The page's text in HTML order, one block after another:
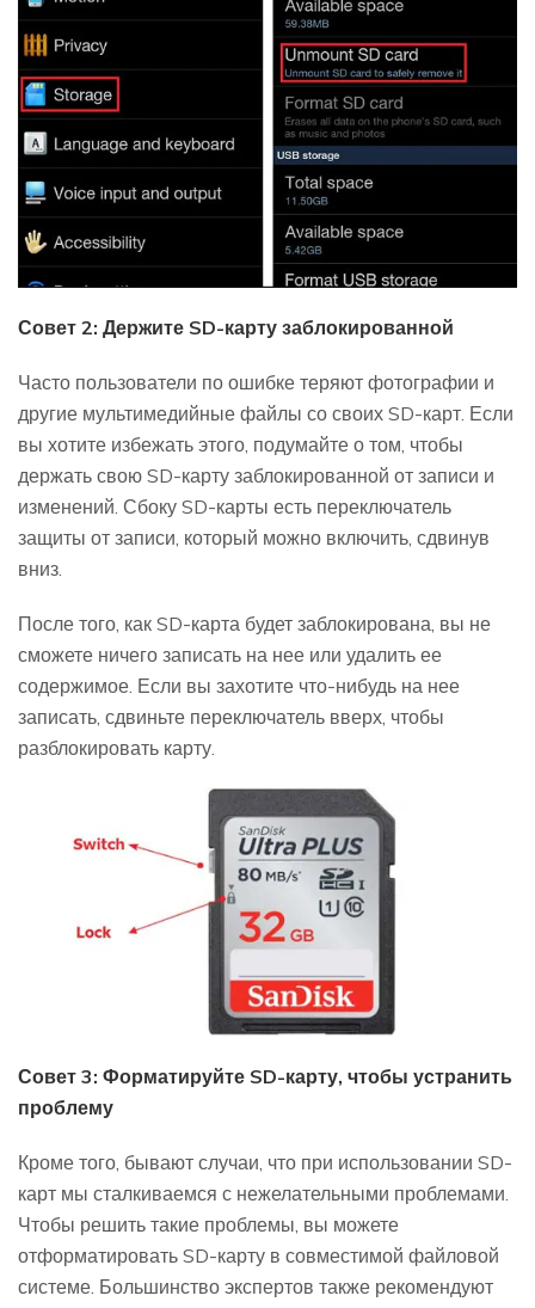
Совет 2: Держите SD-карту заблокированной
Часто пользователи по ошибке теряют фотографии и
другие мультимедийные файлы со своих SD-карт. Если
вы хотите избежать этого, подумайте о том, чтобы
держать свою SD-карту заблокированной от записи и
изменений. Сбоку SD-карты есть переключатель
защиты от записи, который можно включить, сдвинув
вниз.
После того, как SD-карта будет заблокирована, вы не
сможете ничего записать на нее или удалить ее
содержимое. Если вы захотите что-нибудь на нее
записать, сдвиньте переключатель вверх, чтобы
разблокировать карту.
Совет 3: Форматируйте SD-карту, чтобы устранить
проблему
Кроме того, бывают случаи, что при использовании SD-
карт мы сталкиваемся с нежелательными проблемами.
Чтобы решить такие проблемы, вы можете
отформатировать SD-карту в совместимой файловой
системе. Большинство экспертов также рекомендуют